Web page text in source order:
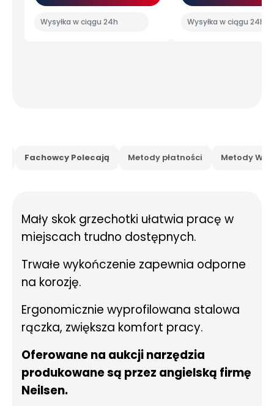
Wysyłka w ciągu 24h Wysyłka w ciągu 24h
Fachowcy Polecają Metody płatności Metody
Mały skok grzechotki ułatwia pracę w
miejscach trudno dostępnych.
Trwałe wykończenie zapewnia odporne
na korozję.
Ergonomicznie wyprofilowana stalowa
rączka, zwiększa komfort pracy.
Oferowane na aukcji narzędzia
produkowane są przez angielską firmę
Neilsen.